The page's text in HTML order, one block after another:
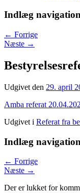
Indlæg
← Forrige
Næste →
Udgivet den 29. april
Amba referat
Udgivet i Referat fra
Indlæg navigation
← Forrige
Næste →
Der er lukket for